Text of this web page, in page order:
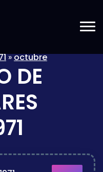
»octubre
DE